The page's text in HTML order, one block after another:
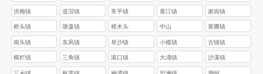
洪梅镇 道滘镇 常平镇 黄江镇 谢岗镇
桥头镇 塘厦镇 樟木头 中山 黄圃镇
南头镇 东凤镇 阜沙镇 小榄镇 古镇镇
横栏镇 三角镇 港口镇 大涌镇 沙溪镇